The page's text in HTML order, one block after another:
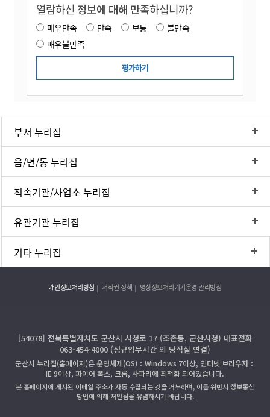
열람하신 정보에 대해 만족하십니까?
매우만족 만족 보통
불만족
매우불만족
부서 누리집
읍/면/동 누리집
직속기관/사업소 누리집
유관기관 누리집
기타 누리집
개인정보처리방침 저작권 정책 영상정보처리기기운영·관리방침
[54078] 전북특별자치도 군산시 시청로 17 (조촌동, 군산시청) 대표전화
063-454-4000 (정규업무시간 외 당직실 연결)
군산시 누리집(홈페이지)은 운영체제(OS)：Windows 7이상, 인터넷 브라우저：
IE 9이상, 파이어 폭스, 크롬, 사파리에 최적화 되어있습니다.
본 홈페이지에 게시된 이메일 주소가 자동 수집되는 것을 거부하며, 이를 위반시 정보통신
망법에 의해 처벌됨을 유념하시기 바랍니다.